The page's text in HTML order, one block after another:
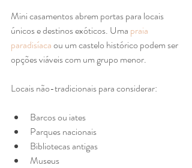
Mini casamentos abrem portas para locais
únicos e destinos exóticos. Uma praia
paradisíaca ou um castelo histórico podem ser
opções viáveis com um grupo menor.
Locais não-tradicionais para considerar:
Barcos ou iates
Parques nacionais
Bibliotecas antigas
Museus